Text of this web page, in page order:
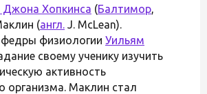
Джона Хопкинса (Балтимор,
(англ. J. McLean).
физиологии Уильям
своему ученику изучить
активность
организма. Маклин стал